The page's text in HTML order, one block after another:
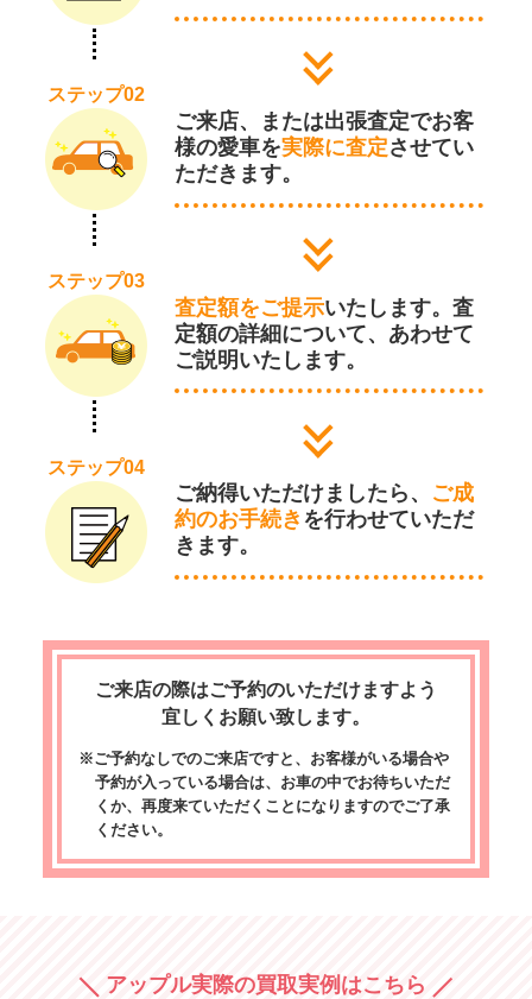
ステップ02
ご来店、または出張査定でお客
様の愛車を実際に査定させてい
ただきます。
ステップ03
査定額をご提示いたします。査
定額の詳細について、あわせて
ご説明いたします。
ステップ04
ご納得いただけましたら、 ご成
約のお手続き を行わせていただ
きます。
ご来店の際はご予約のいただけますよう
宜しくお願い致します。
※ご予約なしでのご来店ですと、お客様がいる場合や
予約が入っている場合は、お車の中でお待ちいただ
くか、再度来ていただくことになりますのでご了承
ください。
アップル実際の買取実例はこちら